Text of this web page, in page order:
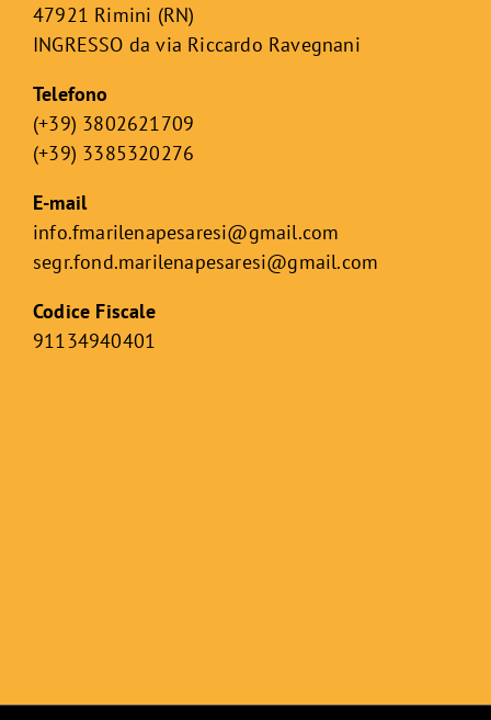
47921 Rimini (RN)
INGRESSO da via Riccardo Ravegnani
Telefono
(+39) 3802621709
(+39) 3385320276
E-mail
info.fmarilenapesaresi@gmail.com
segr.fond.marilenapesaresi@gmail.com
Codice Fiscale
91134940401